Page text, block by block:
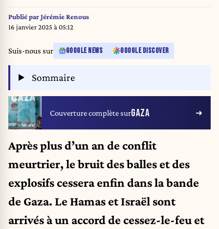
As a hostage release deal and possible end to the war in Gaza seems to be
in the last stages of negotiation, Israeli society is divided. (Credit Image: ©
Nir Alon/ZUMA Press Wire)
Publié parJérémie Renous
16 janvier 2025 à 05:12
Suis-nous sur GOOGLE NEWS GOOGLE DISCOVER
Sommaire
Couverture complète surGAZA
Après plus d’un an de conflit
meurtrier, le bruit des balles et des
explosifs cessera enfin dans la bande
de Gaza. Le Hamas et Israël sont
arrivés à un accord de cessez-le-feu et